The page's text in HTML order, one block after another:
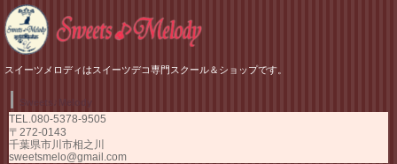
スイーツメロディはスイーツデコ専門スクール＆ショップです。
TEL.080-5378-9505
〒272-0143
千葉県市川市相之川
sweetsmelo@gmail.com